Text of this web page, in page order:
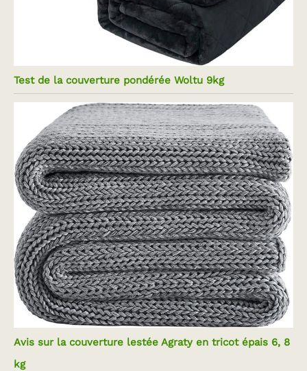
Test de la couverture pondérée Woltu 9kg
Avis sur la couverture lestée Agraty en tricot épais 6, 8
kg